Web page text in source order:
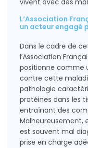
vivent avec des
L’Association
un acteur engagé
Dans le cadre de
l’Association
positionne comme
contre cette
pathologie
protéines dans les
entraînant des
Malheureusement,
est souvent mal
prise en charge